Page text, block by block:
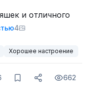
и отличного
4
Хорошее настроение
662